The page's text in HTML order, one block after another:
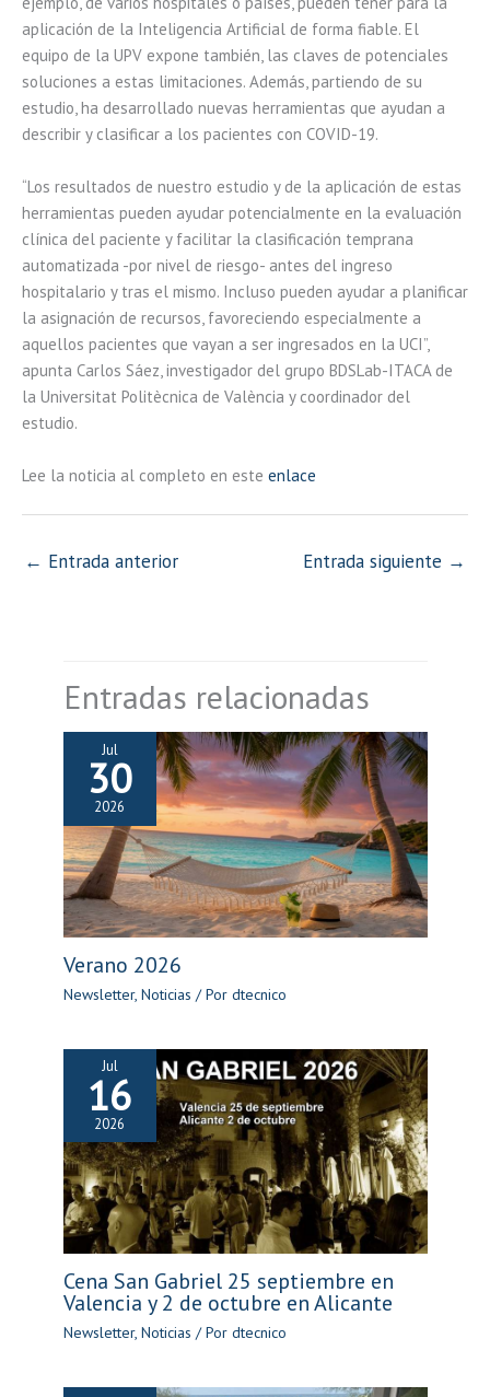
aplicación de la Inteligencia Artificial de forma fiable. El
equipo de la UPV expone también, las claves de potenciales
soluciones a estas limitaciones. Además, partiendo de su
estudio, ha desarrollado nuevas herramientas que ayudan a
describir y clasificar a los pacientes con COVID-19.
“Los resultados de nuestro estudio y de la aplicación de estas
herramientas pueden ayudar potencialmente en la evaluación
clínica del paciente y facilitar la clasificación temprana
automatizada -por nivel de riesgo- antes del ingreso
hospitalario y tras el mismo. Incluso pueden ayudar a planificar
la asignación de recursos, favoreciendo especialmente a
aquellos pacientes que vayan a ser ingresados en la UCI”,
apunta Carlos Sáez, investigador del grupo BDSLab-ITACA de
la Universitat Politècnica de València y coordinador del
estudio.
Lee la noticia al completo en este enlace
← Entrada anterior Entrada siguiente →
Entradas relacionadas
Jul
30
2026
Verano 2026
Newsletter, Noticias / Por dtecnico
Jul
16
2026
Cena San Gabriel 25 septiembre en
Valencia y 2 de octubre en Alicante
Newsletter, Noticias / Por dtecnico